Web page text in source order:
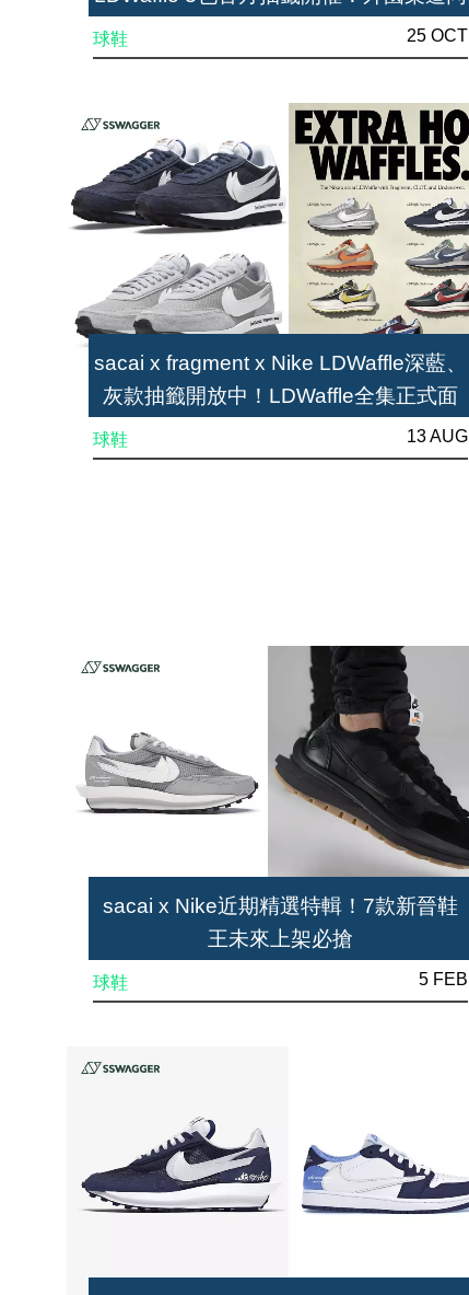
球鞋 25 OCT
sacai x fragment x Nike LDWaffle深藍、
灰款抽籤開放中！LDWaffle全集正式面
球鞋 13 AUG
sacai x Nike近期精選特輯！7款新晉鞋
王未來上架必搶
球鞋 5 FEB